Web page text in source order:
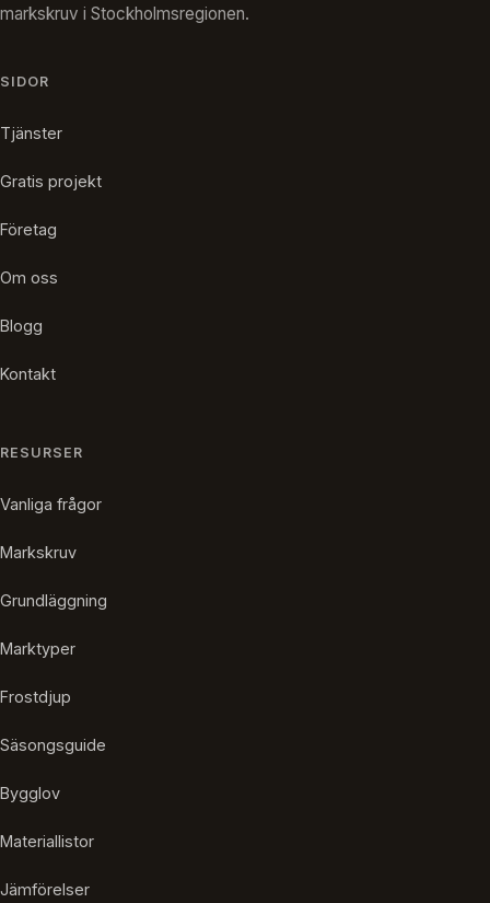
markskruv i Stockholmsregionen.
SIDOR
Tjänster
Gratis projekt
Företag
Om oss
Blogg
Kontakt
RESURSER
Vanliga frågor
Markskruv
Grundläggning
Marktyper
Frostdjup
Säsongsguide
Bygglov
Materiallistor
Jämförelser